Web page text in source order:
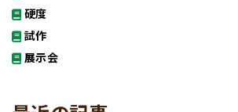
硬度
試作
展示会